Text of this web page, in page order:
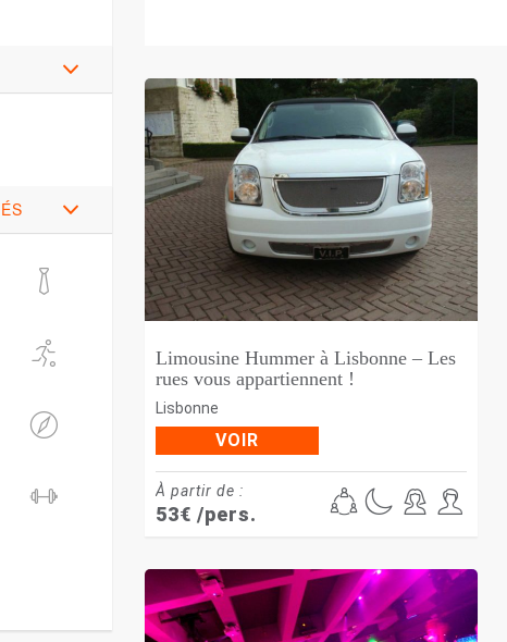
Limousine Hummer à Lisbonne – Les
rues vous appartiennent !
Lisbonne
VOIR
À partir de :
53€ /pers.